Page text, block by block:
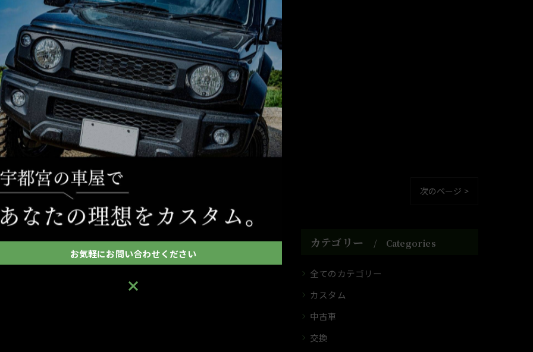
選挙です
一覧に戻る 次のページ >
カテゴリー Categories
全てのカテゴリー
カスタム
中古車
交換
お気軽にお問い合わせください
お気軽にお問い合わせください